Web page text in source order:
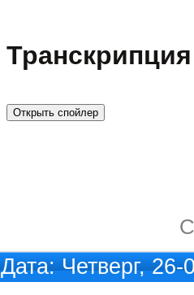
Транскрипция
Дата: Четверг,